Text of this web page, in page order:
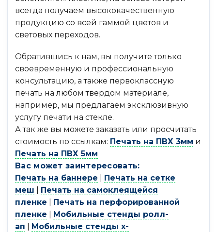
всегда получаем высококачественную
продукцию со всей гаммой цветов и
световых переходов.
Обратившись к нам, вы получите только
своевременную и профессиональную
консультацию, а также первоклассную
печать на любом твердом материале,
например, мы предлагаем эксклюзивную
услугу печати на стекле.
А так же вы можете заказать или просчитать
стоимость по ссылкам: Печать на ПВХ 3мм и
Печать на ПВХ 5мм
Вас может заинтересовать:
Печать на баннере
Печать на сетке
меш
Печать на самоклеящейся
пленке
Печать на перфорированной
пленке
Мобильные стенды ролл-
ап
Мобильные стенды х-